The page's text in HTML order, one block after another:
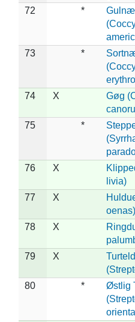
72 *
73 *
74 X
Gøg
75 *
76 X
livia)
77 X
oenas)
78 X
79 X
80 *
Østlig